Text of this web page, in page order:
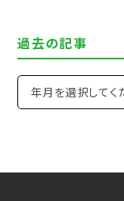
過去の記事